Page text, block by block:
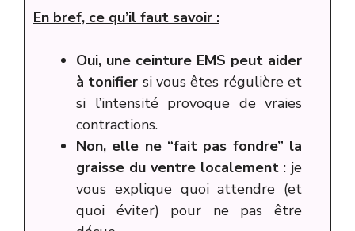
En bref, ce qu’il faut savoir :
Oui, une ceinture EMS peut aider
à tonifier si vous êtes régulière et
si l’intensité provoque de vraies
contractions.
Non, elle ne “fait pas fondre” la
graisse du ventre localement : je
vous explique quoi attendre (et
quoi éviter) pour ne pas être